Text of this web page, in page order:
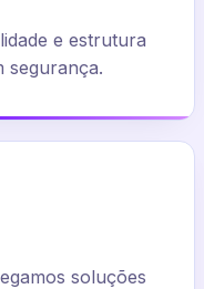
e estrutura
segurança.
soluções